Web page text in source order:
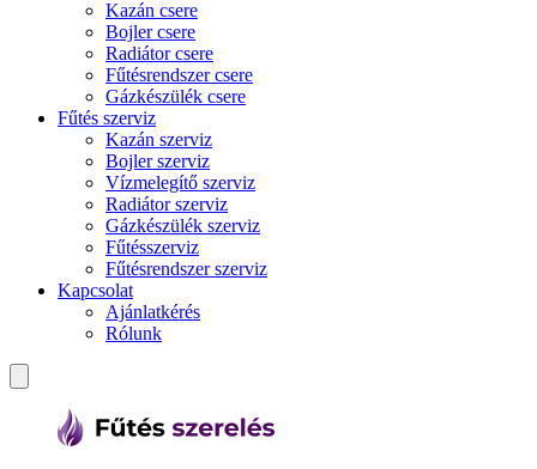
Kazán csere
Bojler csere
Radiátor csere
Fűtésrendszer csere
Gázkészülék csere
Fűtés szerviz
Kazán szerviz
Bojler szerviz
Vízmelegítő szerviz
Radiátor szerviz
Gázkészülék szerviz
Fűtésszerviz
Fűtésrendszer szerviz
Kapcsolat
Ajánlatkérés
Rólunk